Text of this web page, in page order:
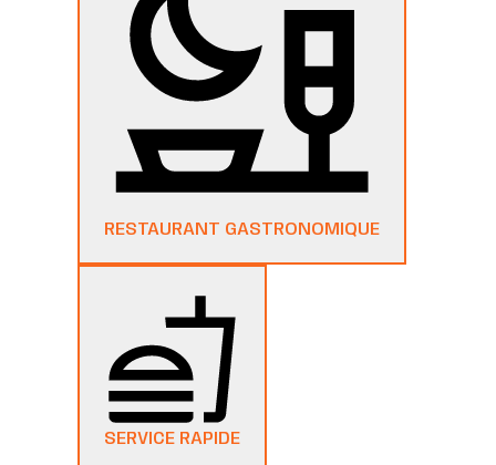
RESTAURANT GASTRONOMIQUE
SERVICE RAPIDE